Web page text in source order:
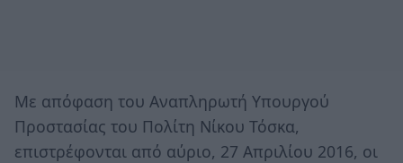
Με απόφαση του Αναπληρωτή Υπουργού
Προστασίας του Πολίτη Νίκου Τόσκα,
επιστρέφονται από αύριο, 27 Απριλίου 2016, οι